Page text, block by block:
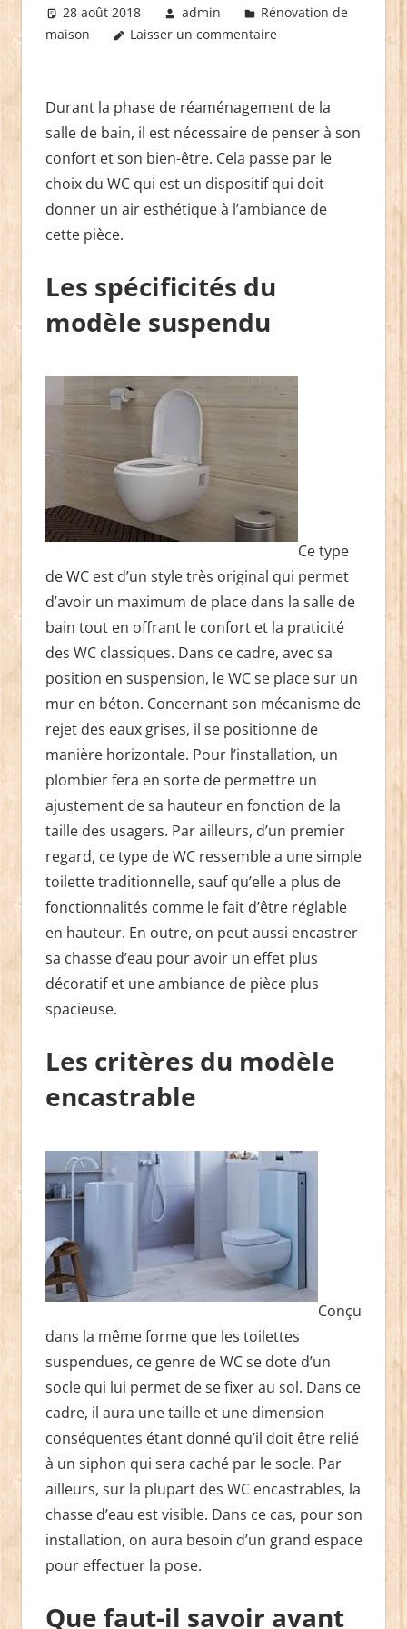
28 août 2018 admin
Rénovation de
maison
Laisser un commentaire
Durant la phase de réaménagement de la
salle de bain, il est nécessaire de penser à son
confort et son bien-être. Cela passe par le
choix du WC qui est un dispositif qui doit
donner un air esthétique à l’ambiance de
cette pièce.
Les spécificités du
modèle suspendu
Ce type
de WC est d’un style très original qui permet
d’avoir un maximum de place dans la salle de
bain tout en offrant le confort et la praticité
des WC classiques. Dans ce cadre, avec sa
position en suspension, le WC se place sur un
mur en béton. Concernant son mécanisme de
rejet des eaux grises, il se positionne de
manière horizontale. Pour l’installation, un
plombier fera en sorte de permettre un
ajustement de sa hauteur en fonction de la
taille des usagers. Par ailleurs, d’un premier
regard, ce type de WC ressemble a une simple
toilette traditionnelle, sauf qu’elle a plus de
fonctionnalités comme le fait d’être réglable
en hauteur. En outre, on peut aussi encastrer
sa chasse d’eau pour avoir un effet plus
décoratif et une ambiance de pièce plus
spacieuse.
Les critères du modèle
encastrable
Conçu
dans la même forme que les toilettes
suspendues, ce genre de WC se dote d’un
socle qui lui permet de se fixer au sol. Dans ce
cadre, il aura une taille et une dimension
conséquentes étant donné qu’il doit être relié
à un siphon qui sera caché par le socle. Par
ailleurs, sur la plupart des WC encastrables, la
chasse d’eau est visible. Dans ce cas, pour son
installation, on aura besoin d’un grand espace
pour effectuer la pose.
Que faut-il savoir avant